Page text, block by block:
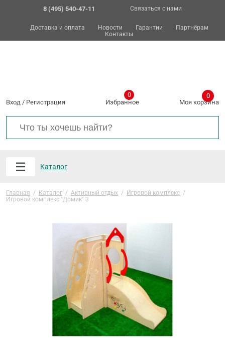
8 (495) 540-47-11 Связаться с нами
Доставка и оплата Новости Гарантии
Партнёрам
Контакты
Вход / Регистрация Избранное
0
Моя корзина
0
Каталог
Главная / Каталог / Активный отдых / Игровой комплекс /
Игровой комплекс "Домик" 3